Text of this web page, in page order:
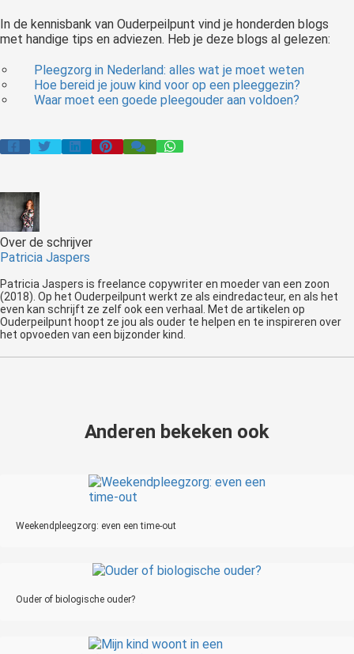
In de kennisbank van Ouderpeilpunt vind je honderden blogs
met handige tips en adviezen. Heb je deze blogs al gelezen:
Pleegzorg in Nederland: alles wat je moet weten
Hoe bereid je jouw kind voor op een pleeggezin?
Waar moet een goede pleegouder aan voldoen?
Over de schrijver
Patricia Jaspers
Patricia Jaspers is freelance copywriter en moeder van een zoon
(2018). Op het Ouderpeilpunt werkt ze als eindredacteur, en als het
even kan schrijft ze zelf ook een verhaal. Met de artikelen op
Ouderpeilpunt hoopt ze jou als ouder te helpen en te inspireren over
het opvoeden van een bijzonder kind.
Anderen bekeken ook
Weekendpleegzorg: even een time-out
Ouder of biologische ouder?